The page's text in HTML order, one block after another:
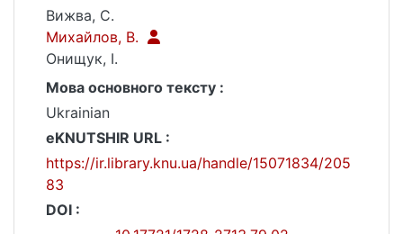
Вижва, С.
Михайлов, В.
Онищук, І.
Мова основного тексту :
Ukrainian
eKNUTSHIR URL :
https://ir.library.knu.ua/handle/15071834/205
83
DOI :